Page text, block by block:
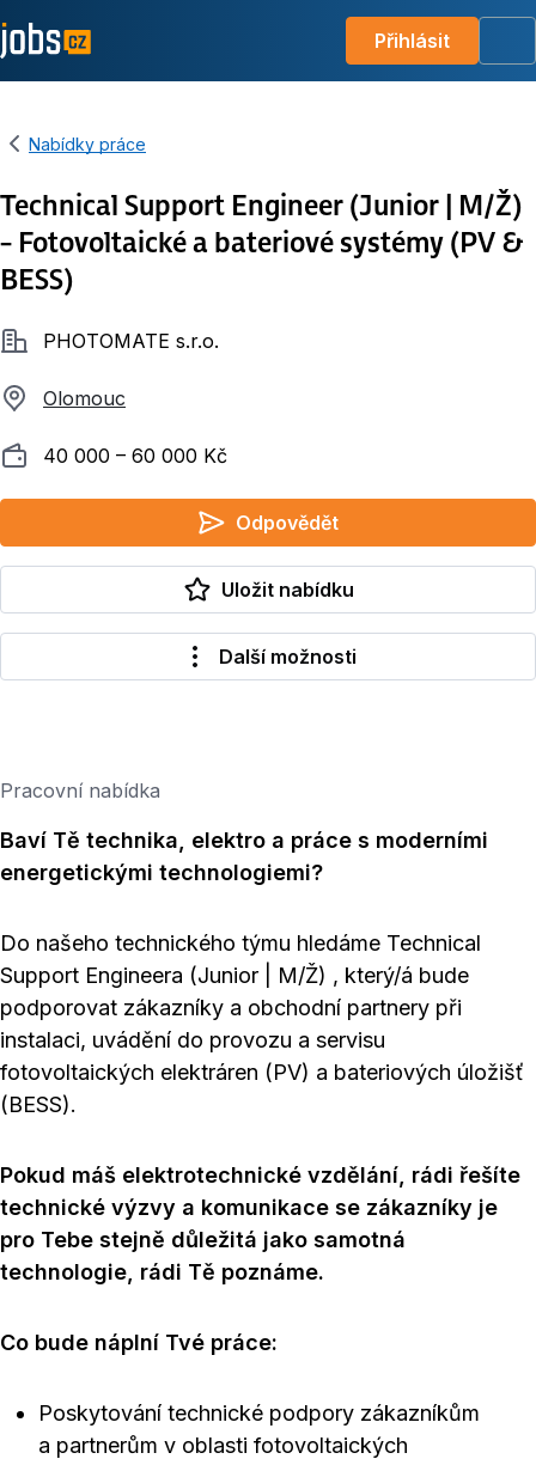
Přihlásit
Nabídky práce
Technical Support Engineer (Junior | M/Ž)
– Fotovoltaické a bateriové systémy (PV &
BESS)
SpolečnostPHOTOMATE s.r.o.
Olomouc
Plat 40 000 ‍–‍ 60 000 Kč
Odpovědět
Uložit nabídku
Další možnosti
Pracovní nabídka
Baví Tě technika, elektro a práce s moderními
energetickými technologiemi?
Do našeho technického týmu hledáme Technical
Support Engineera (Junior | M/Ž) , který/á bude
podporovat zákazníky a obchodní partnery při
instalaci, uvádění do provozu a servisu
fotovoltaických elektráren (PV) a bateriových úložišť
(BESS).
Pokud máš elektrotechnické vzdělání, rádi řešíte
technické výzvy a komunikace se zákazníky je
pro Tebe stejně důležitá jako samotná
technologie, rádi Tě poznáme.
Co bude náplní Tvé práce:
Poskytování technické podpory zákazníkům
a partnerům v oblasti fotovoltaických